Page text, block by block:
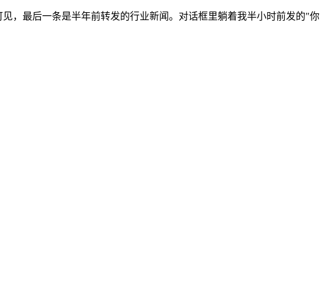
，最后一条是半年前转发的行业新闻。对话框里躺着我半小时前发的"你